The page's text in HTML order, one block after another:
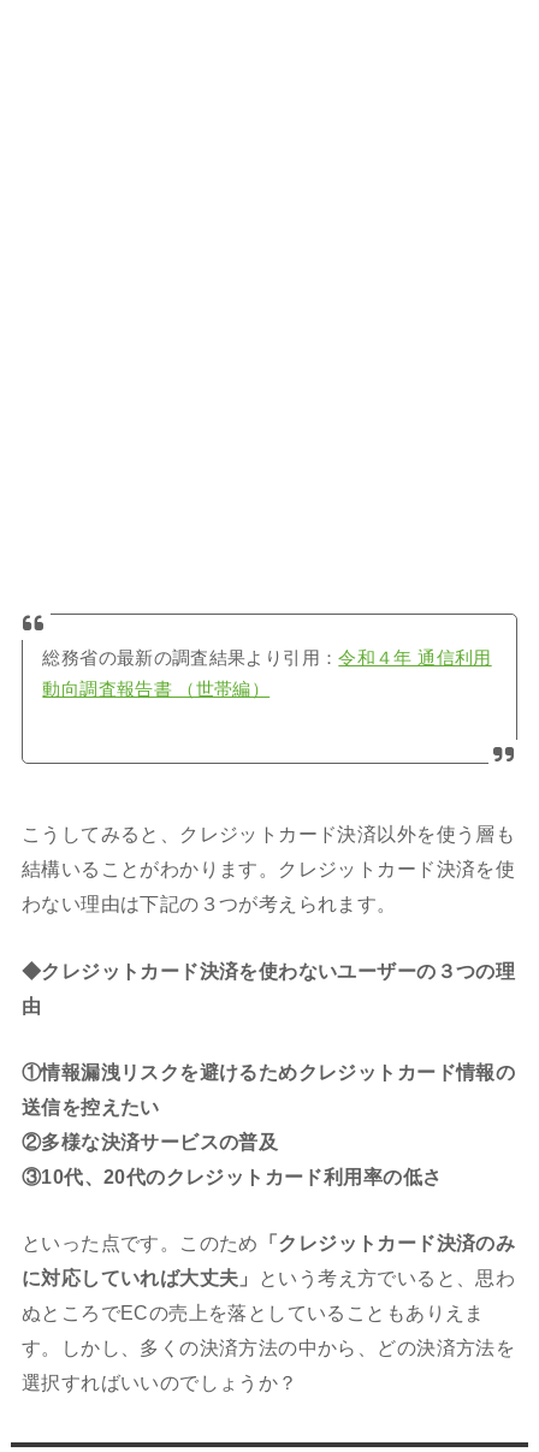
総務省の最新の調査結果より引用：令和４年 通信利用
動向調査報告書 （世帯編）
こうしてみると、クレジットカード決済以外を使う層も
結構いることがわかります。クレジットカード決済を使
わない理由は下記の３つが考えられます。
◆クレジットカード決済を使わないユーザーの３つの理
由
①情報漏洩リスクを避けるためクレジットカード情報の
送信を控えたい
②多様な決済サービスの普及
③10代、20代のクレジットカード利用率の低さ
といった点です。このため
「クレジットカード決済のみ
に対応していれば大丈夫」
という考え方でいると、思わ
ぬところでECの売上を落としていることもありえま
す。しかし、多くの決済方法の中から、どの決済方法を
選択すればいいのでしょうか？